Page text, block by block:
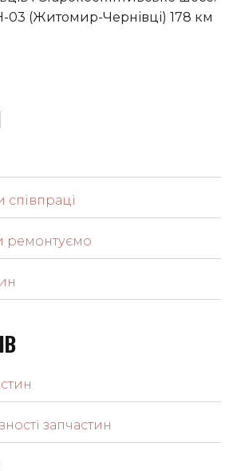
03 (Житомир-Чернівці) 178 км
співпраці
ремонтуємо
запчастин